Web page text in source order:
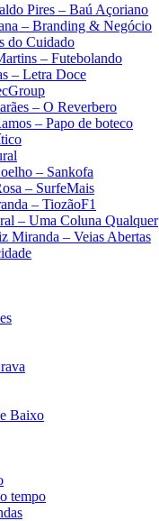
Pires – Baú Açoriano
– Branding & Negócio
do Cuidado
– Futebolando
– Letra Doce
– O Reverbero
– Papo de boteco
– Sankofa
– SurfeMais
– TiozãoF1
– Uma Coluna Qualquer
Miranda – Veias Abertas
Baixo
tempo